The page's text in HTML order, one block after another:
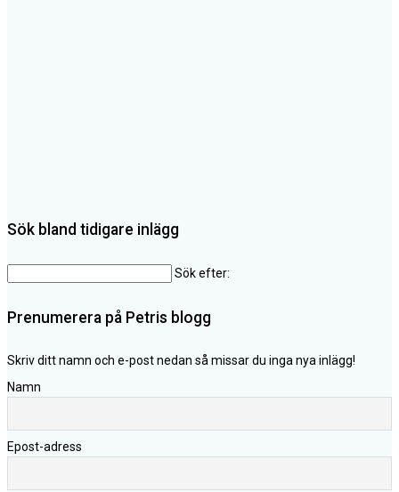
Sök bland tidigare inlägg
Sök efter:
Prenumerera på Petris blogg
Skriv ditt namn och e-post nedan så missar du inga nya inlägg!
Namn
Epost-adress